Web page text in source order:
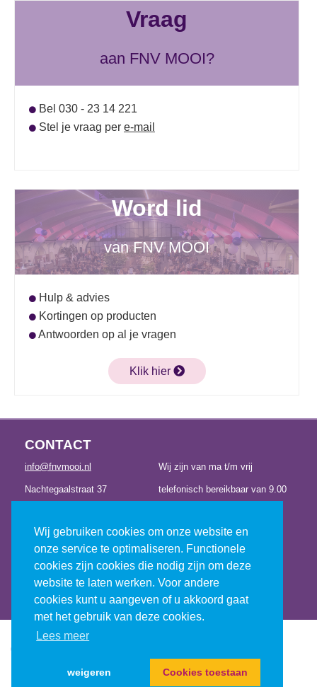
Wij gebruiken cookies om onze website en
onze service te optimaliseren. Functionele
cookies zijn cookies die nodig zijn om deze
website te laten werken. Voor andere
cookies kunt u aangeven of u akkoord gaat
met het gebruik van deze cookies.
Lees meer
weigeren Cookies toestaan
Vraag
aan FNV MOOI?
Bel 030 - 23 14 221
Stel je vraag per e-mail
Word lid
van FNV MOOI
Hulp & advies
Kortingen op producten
Antwoorden op al je vragen
Klik hier
CONTACT
info@fnvmooi.nl
Nachtegaalstraat 37
030 – 23 14 221
Wij zijn van ma t/m vrij
telefonisch bereikbaar van 9.00
17.00 uur
CONTACT
Ⓒ2026 fnv mooi